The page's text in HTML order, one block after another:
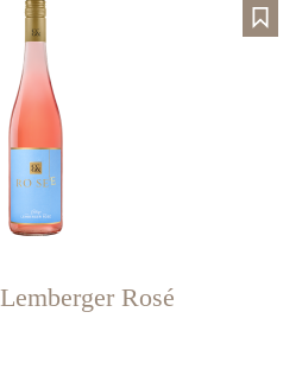
Rosé